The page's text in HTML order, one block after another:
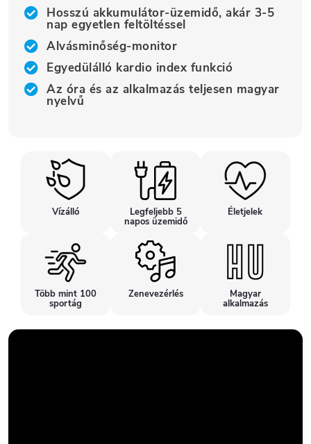
Hosszú akkumulátor-üzemidő, akár 3-5
nap egyetlen feltöltéssel
Alvásminőség-monitor
Egyedülálló kardio index funkció
Az óra és az alkalmazás teljesen magyar
nyelvű
Vízálló Legfeljebb 5
napos üzemidő
Életjelek
Több mint 100
sportág
Zenevezérlés Magyar
alkalmazás